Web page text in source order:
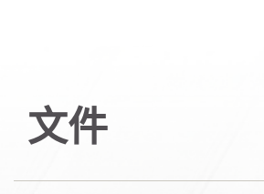
文件